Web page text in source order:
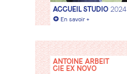
ACCUEIL STUDIO 2024
+ En savoir +
ANTOINE ARBEIT
CIE EX NOVO